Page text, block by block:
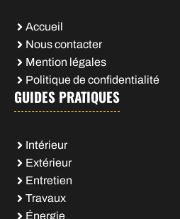
Accueil
Nous contacter
Mention légales
Politique de confidentialité
GUIDES PRATIQUES
Intérieur
Extérieur
Entretien
Travaux
Énergie